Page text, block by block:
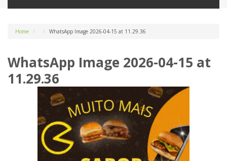
Home WhatsApp Image 2026-04-15 at 11.29.36
WhatsApp Image 2026-04-15 at
11.29.36